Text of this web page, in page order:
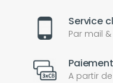
Service
Par mail
A partir